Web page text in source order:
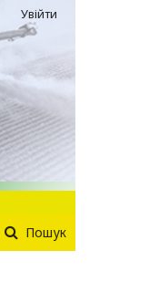
Пошук
Увійти